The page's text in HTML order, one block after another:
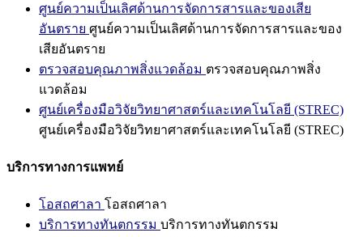
ศูนย์ความเป็นเลิศด้านการจัดการสารและของเสีย
อันตราย ศูนย์ความเป็นเลิศด้านการจัดการสารและของ
เสียอันตราย
ตรวจสอบคุณภาพสิ่งแวดล้อม ตรวจสอบคุณภาพสิ่ง
แวดล้อม
ศูนย์เครื่องมือวิจัยวิทยาศาสตร์และเทคโนโลยี (STREC)
ศูนย์เครื่องมือวิจัยวิทยาศาสตร์และเทคโนโลยี (STREC)
บริการทางการแพทย์
โอสถศาลา โอสถศาลา
บริการทางทันตกรรม บริการทางทันตกรรม